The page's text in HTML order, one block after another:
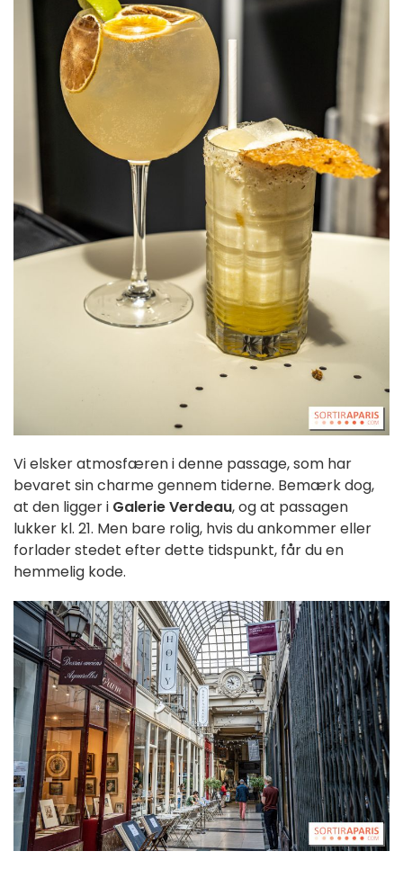
Vi elsker atmosfæren i denne passage, som har
bevaret sin charme gennem tiderne. Bemærk dog,
at den ligger i Galerie Verdeau, og at passagen
lukker kl. 21. Men bare rolig, hvis du ankommer eller
forlader stedet efter dette tidspunkt, får du en
hemmelig kode.